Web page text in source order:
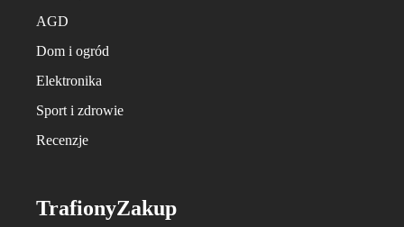
AGD
Dom i ogród
Elektronika
Sport i zdrowie
Recenzje
TrafionyZakup